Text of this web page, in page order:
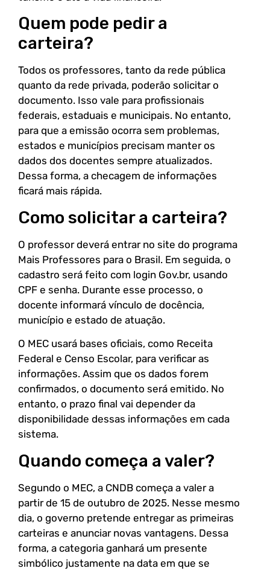
Quem pode pedir a
carteira?
Todos os professores, tanto da rede pública
quanto da rede privada, poderão solicitar o
documento. Isso vale para profissionais
federais, estaduais e municipais. No entanto,
para que a emissão ocorra sem problemas,
estados e municípios precisam manter os
dados dos docentes sempre atualizados.
Dessa forma, a checagem de informações
ficará mais rápida.
Como solicitar a carteira?
O professor deverá entrar no site do programa
Mais Professores para o Brasil. Em seguida, o
cadastro será feito com login Gov.br, usando
CPF e senha. Durante esse processo, o
docente informará vínculo de docência,
município e estado de atuação.
O MEC usará bases oficiais, como Receita
Federal e Censo Escolar, para verificar as
informações. Assim que os dados forem
confirmados, o documento será emitido. No
entanto, o prazo final vai depender da
disponibilidade dessas informações em cada
sistema.
Quando começa a valer?
Segundo o MEC, a CNDB começa a valer a
partir de 15 de outubro de 2025. Nesse mesmo
dia, o governo pretende entregar as primeiras
carteiras e anunciar novas vantagens. Dessa
forma, a categoria ganhará um presente
simbólico justamente na data em que se